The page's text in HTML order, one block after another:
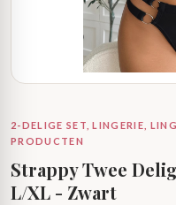
2-DELIGE SET, LINGERIE,
PRODUCTEN
Strappy Twee
L/XL - Zwart